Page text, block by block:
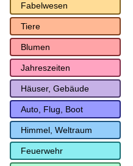
Fabelwesen
Tiere
Blumen
Jahreszeiten
Häuser, Gebäude
Auto, Flug, Boot
Himmel, Weltraum
Feuerwehr